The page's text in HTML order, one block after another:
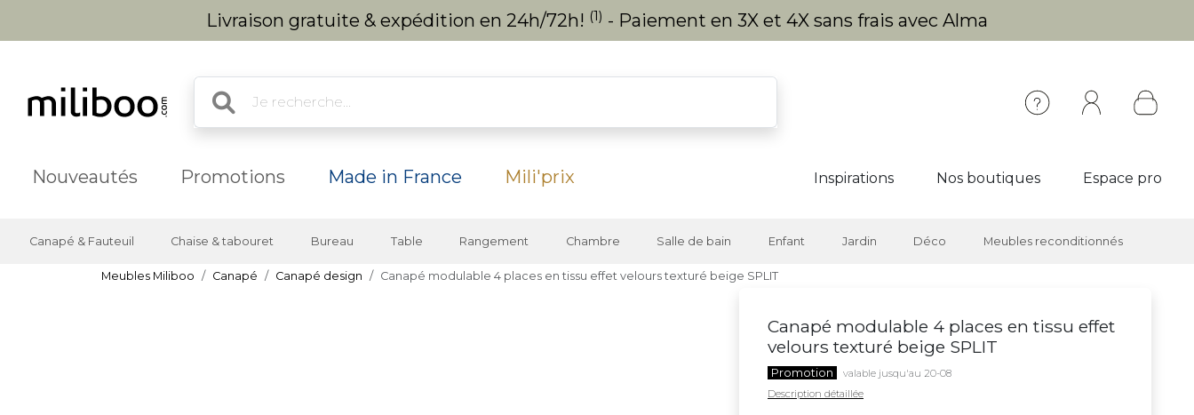
Livraison gratuite & expédition en 24h/72h! (1) - Paiement en 3X et 4X sans frais avec Alma
Nouveautés Promotions Made in France Mili'prix Inspirations Nos boutiques Espace pro
Canapé & Fauteuil Chaise & tabouret Bureau Table Rangement Chambre Salle de bain Enfant Jardin Déco Meubles reconditionnés
Meubles Miliboo Canapé Canapé design Canapé modulable 4 places en tissu effet velours texturé beige SPLIT
Canapé modulable 4 places en tissu effet
velours texturé beige SPLIT
Promotion
valable jusqu'au 20-08
Description détaillée